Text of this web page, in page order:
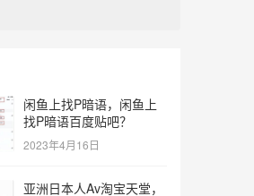
闲鱼上找P暗语，闲鱼上
找P暗语百度贴吧？
2023年4月16日
亚洲日本人Av淘宝天堂，